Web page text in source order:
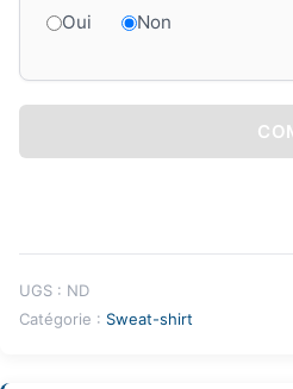
Oui
Non
UGS : ND
Catégorie : Sweat-shirt